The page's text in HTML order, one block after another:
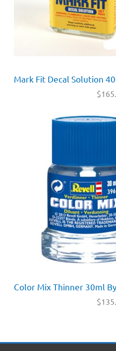
Mark Fit Decal Solution
$
Color Mix Thinner 30ml
$